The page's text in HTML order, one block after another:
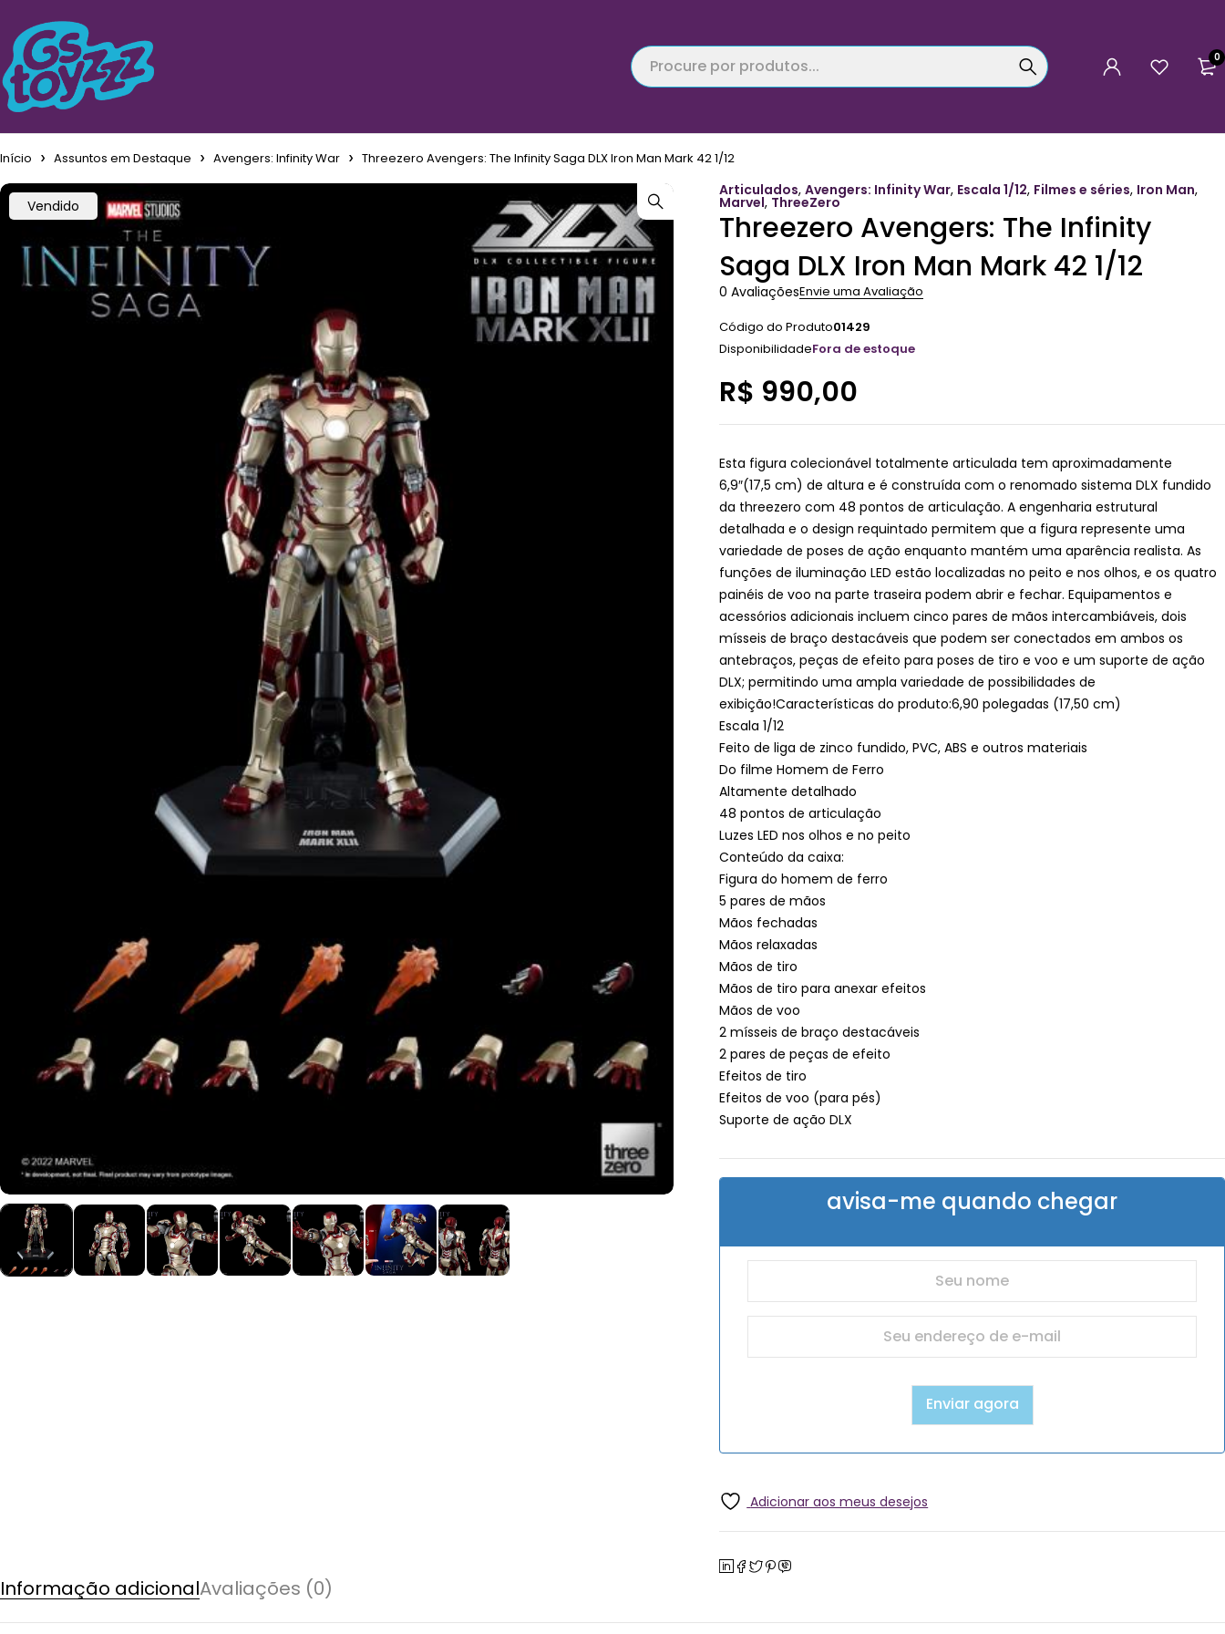
0
Início Assuntos em Destaque Avengers: Infinity War Threezero Avengers: The Infinity Saga DLX Iron Man Mark 42 1/12
Vendido
Articulados,Avengers: Infinity War, Escala 1/12, Filmes e séries, Iron Man,
Marvel, ThreeZero
Threezero Avengers: The Infinity
Saga DLX Iron Man Mark 42 1/12
0 AvaliaçõesEnvie uma Avaliação
Código do Produto01429
DisponibilidadeFora de estoque
R$ 990,00
Esta figura colecionável totalmente articulada tem aproximadamente
6,9″(17,5 cm) de altura e é construída com o renomado sistema DLX fundido
da threezero com 48 pontos de articulação. A engenharia estrutural
detalhada e o design requintado permitem que a figura represente uma
variedade de poses de ação enquanto mantém uma aparência realista. As
funções de iluminação LED estão localizadas no peito e nos olhos, e os quatro
painéis de voo na parte traseira podem abrir e fechar. Equipamentos e
acessórios adicionais incluem cinco pares de mãos intercambiáveis, dois
mísseis de braço destacáveis que podem ser conectados em ambos os
antebraços, peças de efeito para poses de tiro e voo e um suporte de ação
DLX; permitindo uma ampla variedade de possibilidades de
exibição!Características do produto:6,90 polegadas (17,50 cm)
Escala 1/12
Feito de liga de zinco fundido, PVC, ABS e outros materiais
Do filme Homem de Ferro
Altamente detalhado
48 pontos de articulação
Luzes LED nos olhos e no peito
Conteúdo da caixa:
Figura do homem de ferro
5 pares de mãos
Mãos fechadas
Mãos relaxadas
Mãos de tiro
Mãos de tiro para anexar efeitos
Mãos de voo
2 mísseis de braço destacáveis
2 pares de peças de efeito
Efeitos de tiro
Efeitos de voo (para pés)
Suporte de ação DLX
avisa-me quando chegar
Adicionar aos meus desejos
Informação adicionalAvaliações (0)